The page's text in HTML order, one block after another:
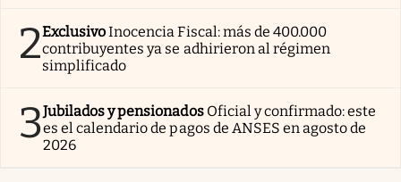
2ExclusivoInocencia Fiscal: más de 400.000
contribuyentes ya se adhirieron al régimen
simplificado
3Jubilados y pensionados Oficial y confirmado: este
es el calendario de pagos de ANSES en agosto de
2026